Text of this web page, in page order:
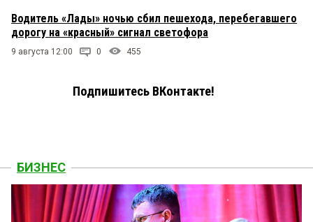
Водитель «Лады» ночью сбил пешехода, перебегавшего
дорогу на «красный» сигнал светофора
9 августа 12:00 0 455
Подпишитесь ВКонтакте!
БИЗНЕС